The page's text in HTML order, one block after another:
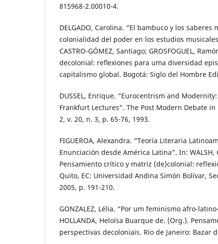
815968-2.00010-4.
DELGADO, Carolina. “El bambuco y los saberes
colonialidad del poder en los estudios
CASTRO-GÓMEZ, Santiago; GROSFOGUEL,
decolonial: reﬂexiones para uma diversidad
capitalismo global. Bogotá: Siglo del Hombre
DUSSEL, Enrique. “Eurocentrism and
Frankfurt Lectures”. The Post Modern Debate
2, v. 20, n. 3, p. 65-76, 1993.
FIGUEROA, Alexandra. “Teoría Literaria
Enunciación desde América Latina”. In: WALSH,
Pensamiento crítico y matriz (de)colonial:
Quito, EC: Universidad Andina Simón Bolívar,
2005, p. 191-210.
GONZALEZ, Lélia. “Por um feminismo afro-
HOLLANDA, Heloísa Buarque de. (Org.).
perspectivas decoloniais. Rio de Janeiro: Bazar